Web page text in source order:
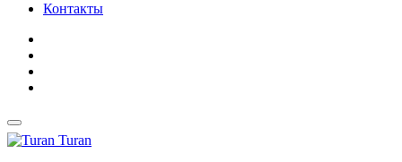
Контакты
Turan